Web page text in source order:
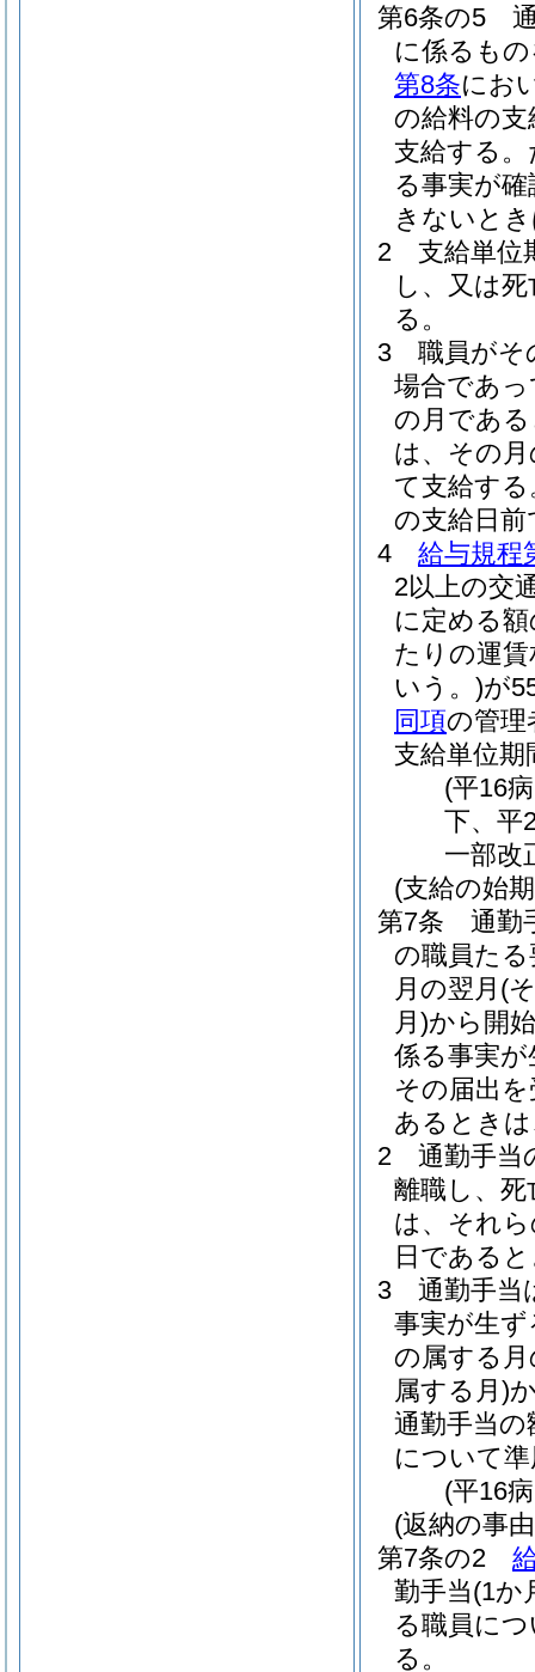
第6条の5
に係るも
第8条にお
の給料の支
支給する。
る事実が
きないと
2
支給単位
し、又は
る。
3
職員がそ
場合であ
の月であ
は、その
て支給する
の支給日
4
給与規程
2以上の交
に定める
たりの運
いう。)が
同項の管理
支給単位
(平16
下、平
一部改
(支給の始
第7条
通勤
の職員た
月の翌月 (
月)から開
係る事実
その届出
あるとき
2
通勤手当
離職し、
は、それ
日である
3
通勤手当
事実が生
の属する
属する月)
通勤手当
について
(平16
(返納の事
第7条の2
勤手当(1か
る職員に
る。